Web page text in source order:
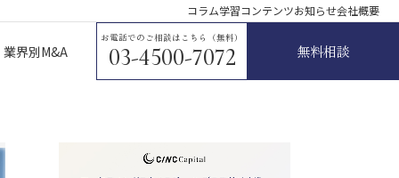
コラム学習コンテンツお知らせ会社概要
業界別M&A
お電話でのご相談はこちら（無料）
03-4500-7072 無料相談